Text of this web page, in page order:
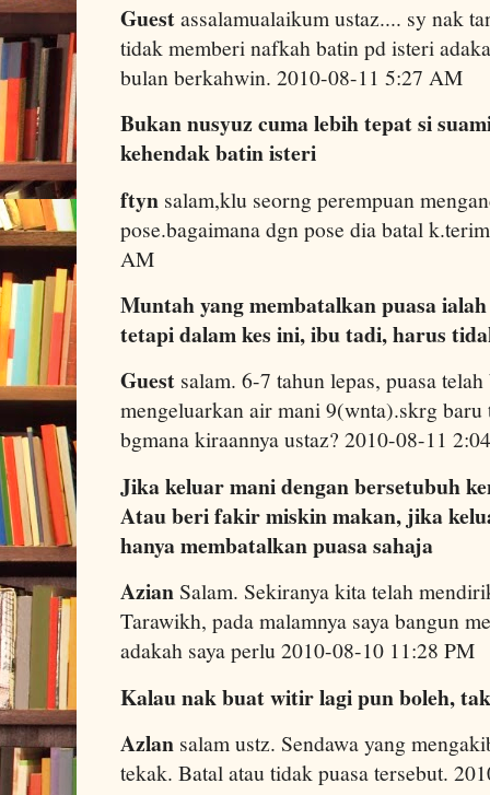
Guestassalamualaikum ustaz.... sy nak
tidak memberi nafkah batin pd isteri
bulan berkahwin. 2010-08-11 5:27 AM
Bukan nusyuz cuma lebih tepat si
kehendak batin isteri
ftyn salam,klu seorng perempuan
pose.bagaimana dgn pose dia batal
AM
Muntah yang membatalkan puasa
tetapi dalam kes ini, ibu tadi, harus
Guest salam. 6-7 tahun lepas, puasa
mengeluarkan air mani 9(wnta).skrg baru
bgmana kiraannya ustaz? 2010-08-11
Jika keluar mani dengan bersetubuh
Atau beri fakir miskin makan, jika
hanya membatalkan puasa sahaja
AzianSalam. Sekiranya kita telah
Tarawikh, pada malamnya saya bangun
adakah saya perlu 2010-08-10 11:28 PM
Kalau nak buat witir lagi pun boleh,
Azlan salam ustz. Sendawa yang
tekak. Batal atau tidak puasa tersebut.